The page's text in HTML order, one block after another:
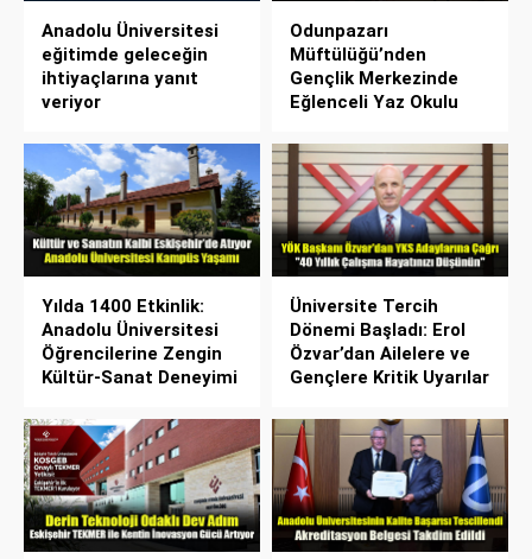
Anadolu Üniversitesi
eğitimde geleceğin
ihtiyaçlarına yanıt
veriyor
Odunpazarı
Müftülüğü’nden
Gençlik Merkezinde
Eğlenceli Yaz Okulu
Yılda 1400 Etkinlik:
Anadolu Üniversitesi
Öğrencilerine Zengin
Kültür-Sanat Deneyimi
Üniversite Tercih
Dönemi Başladı: Erol
Özvar’dan Ailelere ve
Gençlere Kritik Uyarılar